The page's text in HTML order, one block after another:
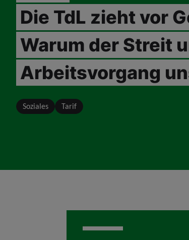
Die TdL zieht vor
Warum der Streit
Arbeitsvorgang
Soziales Tarif